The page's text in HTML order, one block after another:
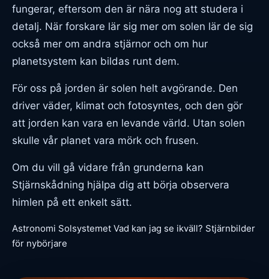
fungerar, eftersom den är nära nog att studera i
detalj. När forskare lär sig mer om solen lär de sig
också mer om andra stjärnor och om hur
planetsystem kan bildas runt dem.
För oss på jorden är solen helt avgörande. Den
driver väder, klimat och fotosyntes, och den gör
att jorden kan vara en levande värld. Utan solen
skulle vår planet vara mörk och frusen.
Om du vill gå vidare från grunderna kan
Stjärnskådning hjälpa dig att börja observera
himlen på ett enkelt sätt.
Astronomi Solsystemet Vad kan jag se ikväll? Stjärnbilder
för nybörjare